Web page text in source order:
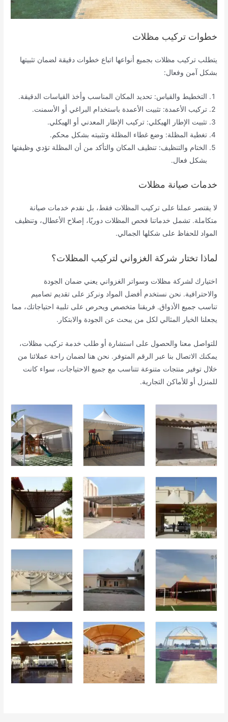
خطوات تركيب مظلات
يتطلب تركيب مظلات بجميع أنواعها اتباع خطوات دقيقة لضمان تثبيتها
بشكل آمن وفعال:
التخطيط والقياس: تحديد المكان المناسب وأخذ القياسات الدقيقة.
تركيب الأعمدة: تثبيت الأعمدة باستخدام البراغي أو الأسمنت.
تثبيت الإطار الهيكلي: تركيب الإطار المعدني أو الهيكلي.
تغطية المظلة: وضع غطاء المظلة وتثبيته بشكل محكم.
الختام والتنظيف: تنظيف المكان والتأكد من أن المظلة تؤدي وظيفتها
بشكل فعال.
خدمات صيانة مظلات
لا يقتصر عملنا على تركيب المظلات فقط، بل نقدم خدمات صيانة
متكاملة. تشمل خدماتنا فحص المظلات دوريًا، إصلاح الأعطال، وتنظيف
المواد للحفاظ على شكلها الجمالي.
لماذا تختار شركة الغزواني لتركيب المظلات؟
اختيارك لشركة مظلات وسواتر الغزواني يعني ضمان الجودة
والاحترافية. نحن نستخدم أفضل المواد ونركز على تقديم تصاميم
تناسب جميع الأذواق. فريقنا متخصص ويحرص على تلبية احتياجاتك، مما
يجعلنا الخيار المثالي لكل من يبحث عن الجودة والابتكار.
للتواصل معنا والحصول على استشارة أو طلب خدمة تركيب مظلات،
يمكنك الاتصال بنا عبر الرقم المتوفر. نحن هنا لضمان راحة عملائنا من
خلال توفير منتجات متنوعة تتناسب مع جميع الاحتياجات، سواء كانت
للمنزل أو للأماكن التجارية.